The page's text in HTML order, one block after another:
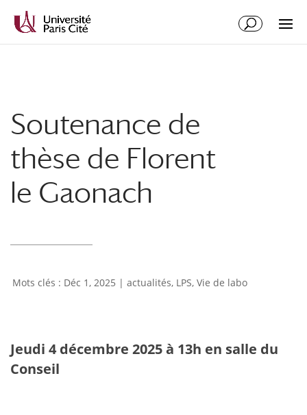
contenu
Soutenance de
thèse de Florent
le Gaonach
Déc 1, 2025 | actualités, LPS, Vie de labo
Jeudi 4 décembre 2025 à 13h en salle du
Conseil